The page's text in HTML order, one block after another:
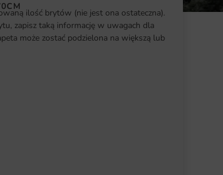
ilość brytów (nie jest ona ostateczna).
zapisz taką informację w uwagach dla
może zostać podzielona na większą lub